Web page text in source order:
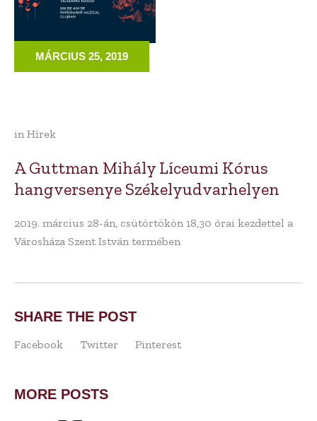
MÁRCIUS 25, 2019
inHírek
A Guttman Mihály Líceumi Kórus
hangversenye Székelyudvarhelyen
2019. március 28-án, csütörtökön 18,30 órai kezdettel a
Városháza Szent István termében
SHARE THE POST
Facebook Twitter Pinterest
MORE POSTS